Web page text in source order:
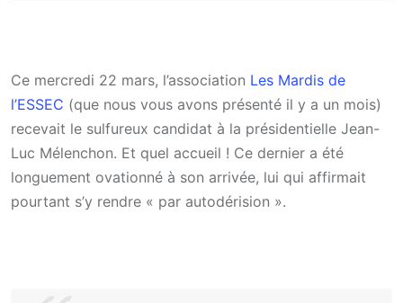
Ce mercredi 22 mars, l’association Les Mardis de
l’ESSEC (que nous vous avons présenté il y a un mois)
recevait le sulfureux candidat à la présidentielle Jean-
Luc Mélenchon. Et quel accueil ! Ce dernier a été
longuement ovationné à son arrivée, lui qui affirmait
pourtant s’y rendre « par autodérision ».